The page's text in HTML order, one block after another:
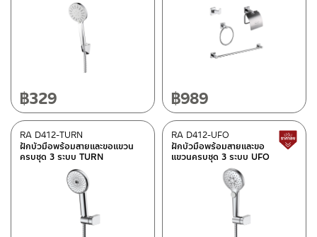
฿329 ฿989
ฝักบัวมือพร้อมสายและขอแขวน
ครบชุด 3 ระบบ TURN
RA D412-TURN
ฝักบัวมือพร้อมสายและขอ
แขวนครบชุด 3 ระบบ UFO
RA D412-UFO